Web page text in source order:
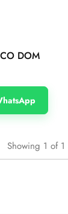
DOM
Showing 1 of 1